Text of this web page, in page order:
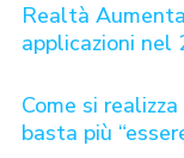
Realtà
applicazioni nel
Come si
basta più